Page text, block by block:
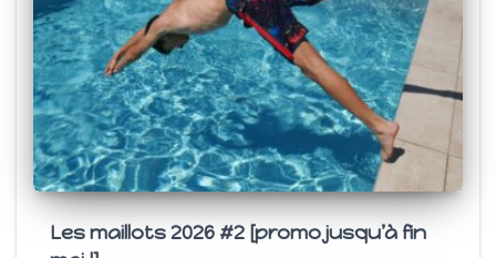
Les maillots 2026 #2 [promo jusqu’à fin